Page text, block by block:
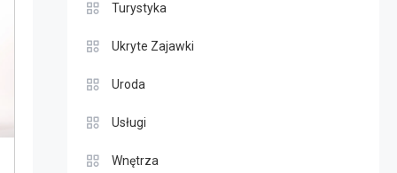
Turystyka
Ukryte Zajawki
Uroda
Usługi
Wnętrza